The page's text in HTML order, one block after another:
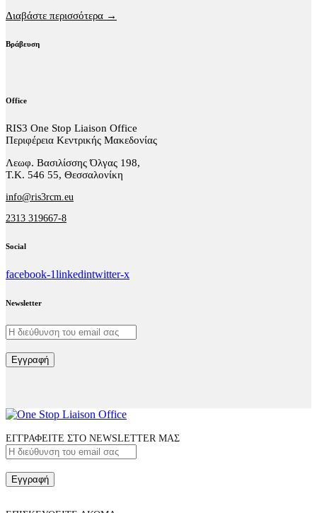
Διαβάστε περισσότερα →
Βράβευση
Office
RIS3 One Stop Liaison Office
Περιφέρεια Κεντρικής Μακεδονίας
Λεωφ. Βασιλίσσης Όλγας 198,
Τ.Κ. 546 55, Θεσσαλονίκη
info@ris3rcm.eu
2313 319667-8
Social
facebook-1linkedintwitter-x
Newsletter
Εγγραφή
ΕΓΓΡΑΦΕΙΤΕ ΣΤΟ NEWSLETTER ΜΑΣ
Εγγραφή